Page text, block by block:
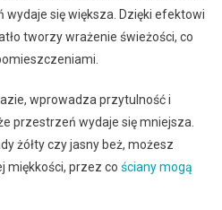
się większa. Dzięki efektowi
tworzy wrażenie świeżości, co
wprowadza przytulność i
przestrzeń wydaje się mniejsza.
żółty czy jasny beż, możesz
miękkości, przez co ściany mogą